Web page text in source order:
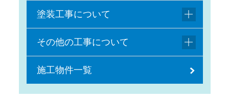
塗装工事について
その他の工事について
施工物件一覧